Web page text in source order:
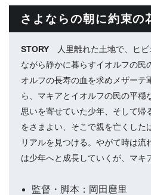
さよならの朝に約束の
STORY 人里離れた土地で、ヒビ
ながら静かに暮らすイオルフの民
オルフの長寿の血を求めメザーテ
ら、マキアとイオルフの民の平穏
思いを寄せていた少年、そして帰
をさまよい、そこで親を亡くした
リアルを見つける。やがて時は流
は少年へと成長していくが、マキ
監督・脚本：岡田麿里